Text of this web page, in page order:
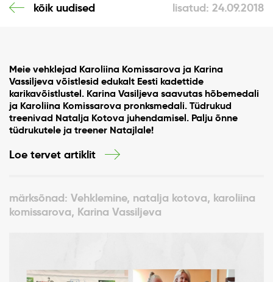
kõik uudised lisatud: 24.09.2018
Meie vehklejad Karoliina Komissarova ja Karina
Vassiljeva võistlesid edukalt Eesti kadettide
karikavõistlustel. Karina Vasiljeva saavutas hõbemedali
ja Karoliina Komissarova pronksmedali. Tüdrukud
treenivad Natalja Kotova juhendamisel. Palju õnne
tüdrukutele ja treener Natajlale!
Loe tervet artiklit
märksõnad: Vehklemine, natalja kotova, karoliina
komissarova, Karina Vassiljeva